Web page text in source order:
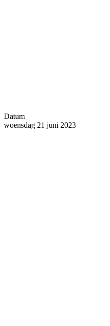
Datum
woensdag 21 juni 2023